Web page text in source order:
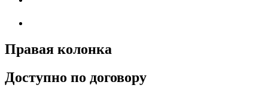
Правая колонка
Доступно по договору